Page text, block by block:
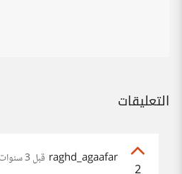
التعليقات
raghd_agaafar قبل 3 سنوات